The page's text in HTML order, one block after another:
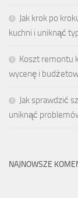
Jak krok po
kuchni i uniknąć
Koszt remontu
wycenę i
Jak sprawdzić
uniknąć
NAJNOWSZE